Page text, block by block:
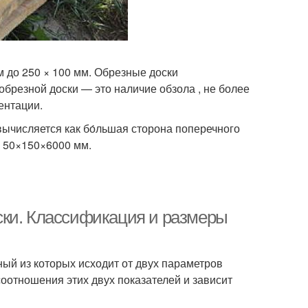
250 × 100 мм. Обрезные доски
доски — это наличие обзола , не более
как бо́льшая сторона поперечного
мм.
Классификация и размеры
из которых исходит от двух параметров
этих двух показателей и зависит